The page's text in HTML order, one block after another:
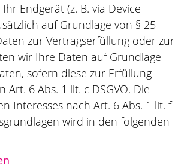
Endgerät (z. B. via Device-
auf Grundlage von § 25
zur Vertragserfüllung oder zur
wir Ihre Daten auf Grundlage
sofern diese zur Erfüllung
6 Abs. 1 lit. c DSGVO. Die
Interesses nach Art. 6 Abs. 1 lit. f
wird in den folgenden